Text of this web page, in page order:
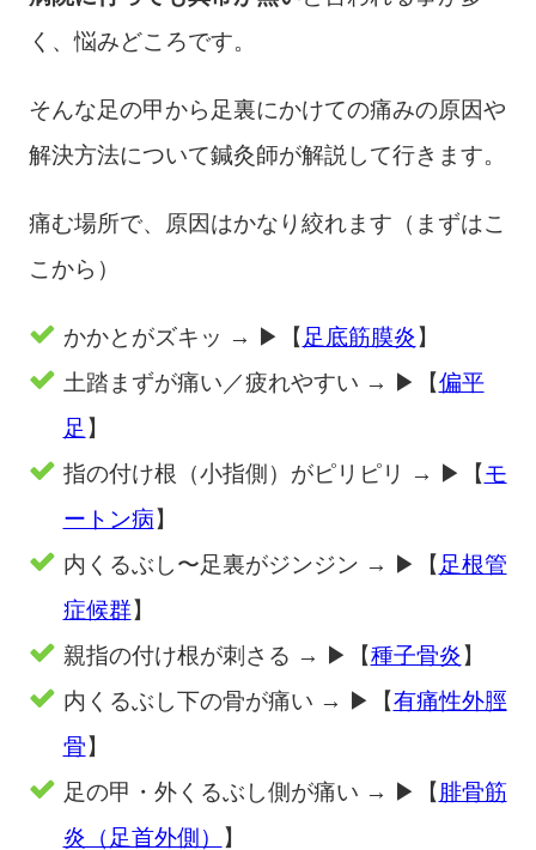
く、悩みどころです。
そんな足の甲から足裏にかけての痛みの原因や
解決方法について鍼灸師が解説して行きます。
痛む場所で、原因はかなり絞れます（まずはこ
こから）
かかとがズキッ → ▶︎【 足底筋膜炎 】
土踏まずが痛い／疲れやすい → ▶︎【偏平
足 】
指の付け根（小指側）がピリピリ → ▶︎【 モ
ートン病 】
内くるぶし〜足裏がジンジン → ▶︎【 足根管
症候群】
親指の付け根が刺さる → ▶︎【種子骨炎 】
内くるぶし下の骨が痛い → ▶︎【有痛性外脛
骨 】
足の甲・外くるぶし側が痛い → ▶︎【 腓骨筋
炎（足首外側）
】